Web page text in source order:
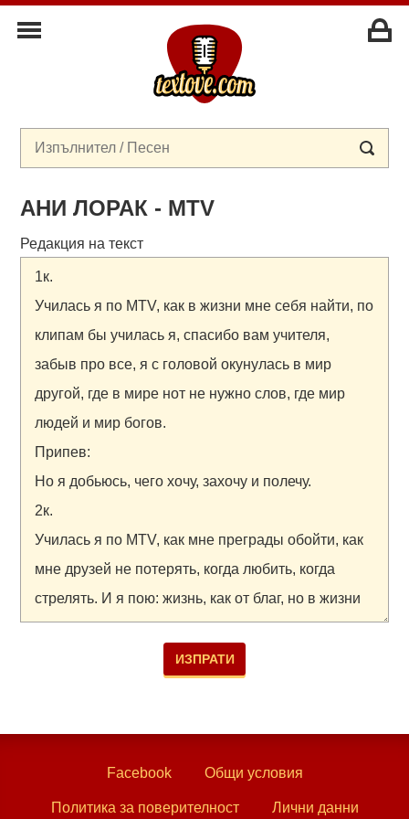
АНИ ЛОРАК - MTV
Редакция на текст
Facebook Общи условия
Политика за поверителност Лични данни